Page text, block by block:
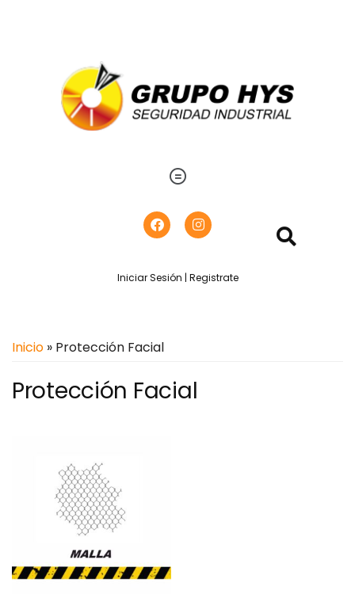
Iniciar Sesión | Registrate
Inicio » Protección Facial
Protección Facial